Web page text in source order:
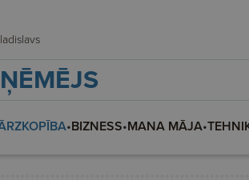
Vladislava, Vladislavs
•BIZNESS•MANA MĀJA•